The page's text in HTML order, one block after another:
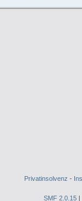
Privatinsolvenz -
SMF 2.0.15 |